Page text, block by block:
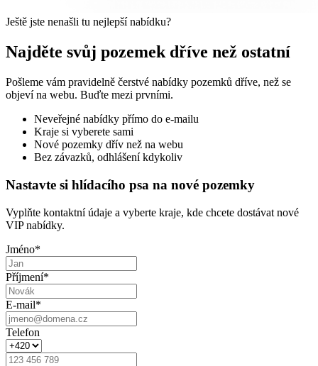
Ještě jste nenašli tu nejlepší nabídku?
Najděte svůj pozemek dříve než ostatní
Pošleme vám pravidelně čerstvé nabídky pozemků dříve, než se
objeví na webu. Buďte mezi prvními.
Neveřejné nabídky přímo do e-mailu
Kraje si vyberete sami
Nové pozemky dřív než na webu
Bez závazků, odhlášení kdykoliv
Nastavte si hlídacího psa na nové pozemky
Vyplňte kontaktní údaje a vyberte kraje, kde chcete dostávat nové
VIP nabídky.
Jméno*
Příjmení*
E-mail*
Telefon